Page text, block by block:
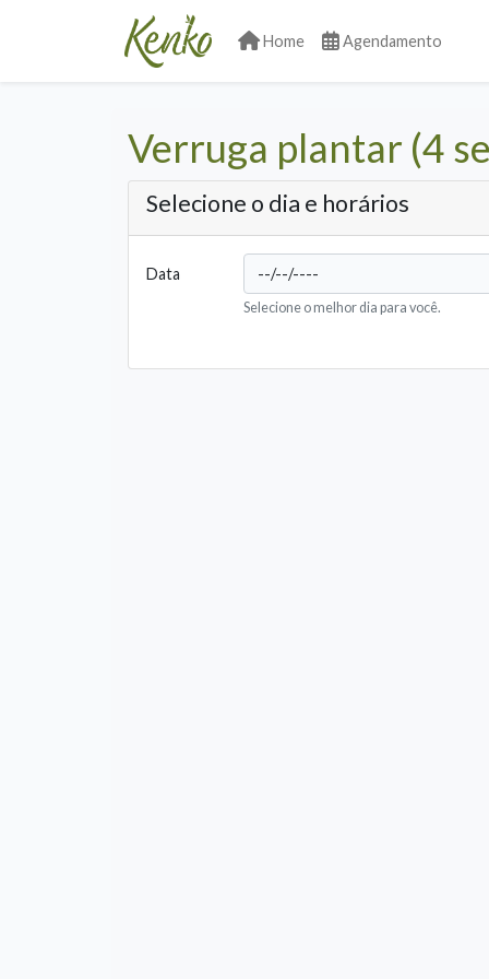
Home Agendamento
Verruga plantar (4
Selecione o dia e horários
Data
Selecione o melhor dia para você.